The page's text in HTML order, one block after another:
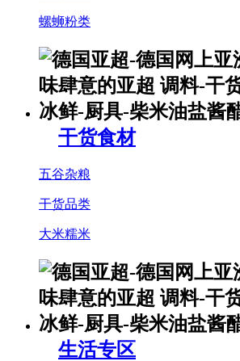
螺蛳粉类
干货食材
五谷杂粮
干货品类
大米糯米
生活专区